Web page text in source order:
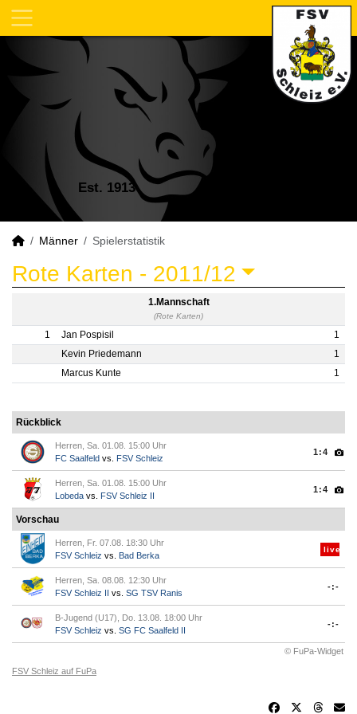
Est. 1913
Männer Spielerstatistik
Rote Karten - 2011/12
1.Mannschaft
(Rote Karten)
1 Jan Pospisil
1
Kevin Priedemann
1
Marcus Kunte
1
Rückblick
Herren, Sa. 01.08. 15:00 Uhr
FC Saalfeld vs. FSV Schleiz
1:4
Herren, Sa. 01.08. 15:00 Uhr
Lobeda vs. FSV Schleiz II
1:4
Vorschau
Herren, Fr. 07.08. 18:30 Uhr
FSV Schleiz vs. Bad Berka
live
Herren, Sa. 08.08. 12:30 Uhr
FSV Schleiz II vs. SG TSV Ranis
-:-
B-Jugend (U17), Do. 13.08. 18:00 Uhr
FSV Schleiz vs. SG FC Saalfeld II
-:-
© FuPa-Widget
FSV Schleiz auf FuPa